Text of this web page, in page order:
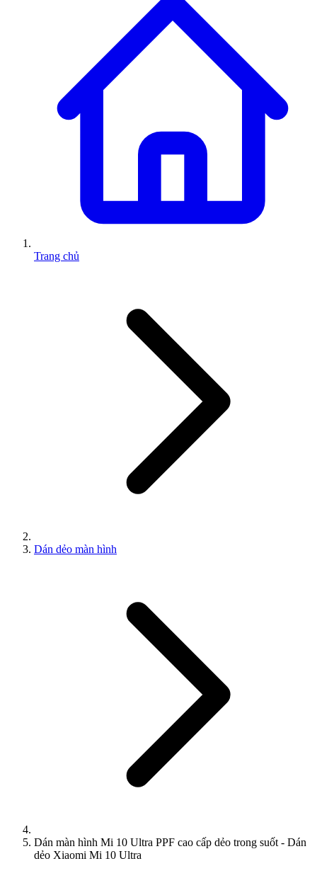
Trang chủ
Dán dẻo màn hình
Dán màn hình Mi 10 Ultra PPF cao cấp dẻo trong suốt - Dán
dẻo Xiaomi Mi 10 Ultra